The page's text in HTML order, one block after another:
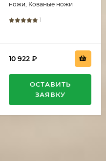
ножи, Кованые ножи
1
10 922 ₽
ОСТАВИТЬ
ЗАЯВКУ